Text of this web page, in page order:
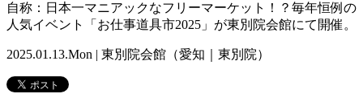
自称：日本一マニアックなフリーマーケット！？毎年恒例の
人気イベント「お仕事道具市2025」が東別院会館にて開催。
2025.01.13.Mon | 東別院会館（愛知｜東別院）